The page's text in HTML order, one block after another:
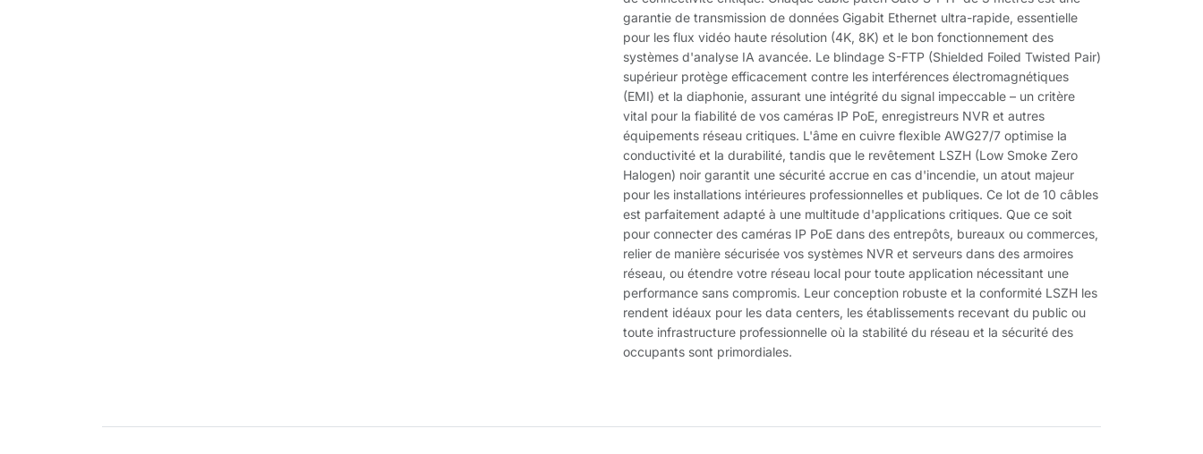
garantie de transmission de données Gigabit Ethernet ultra-rapide, essentielle
pour les flux vidéo haute résolution (4K, 8K) et le bon fonctionnement des
systèmes d'analyse IA avancée. Le blindage S-FTP (Shielded Foiled Twisted Pair)
supérieur protège efficacement contre les interférences électromagnétiques
(EMI) et la diaphonie, assurant une intégrité du signal impeccable – un critère
vital pour la fiabilité de vos caméras IP PoE, enregistreurs NVR et autres
équipements réseau critiques. L'âme en cuivre flexible AWG27/7 optimise la
conductivité et la durabilité, tandis que le revêtement LSZH (Low Smoke Zero
Halogen) noir garantit une sécurité accrue en cas d'incendie, un atout majeur
pour les installations intérieures professionnelles et publiques. Ce lot de 10 câbles
est parfaitement adapté à une multitude d'applications critiques. Que ce soit
pour connecter des caméras IP PoE dans des entrepôts, bureaux ou commerces,
relier de manière sécurisée vos systèmes NVR et serveurs dans des armoires
réseau, ou étendre votre réseau local pour toute application nécessitant une
performance sans compromis. Leur conception robuste et la conformité LSZH les
rendent idéaux pour les data centers, les établissements recevant du public ou
toute infrastructure professionnelle où la stabilité du réseau et la sécurité des
occupants sont primordiales.